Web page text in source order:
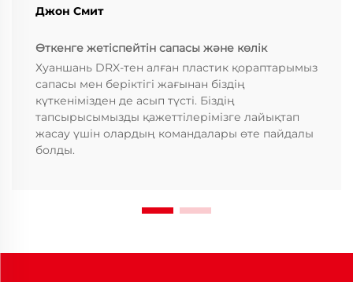
Джон Смит
Өткенге жетіспейтін сапасы және көлік
Хуаншань DRX-тен алған пластик қораптарымыз
сапасы мен беріктігі жағынан біздің
күткенімізден де асып түсті. Біздің
тапсырысымызды қажеттілерімізге лайықтап
жасау үшін олардың командалары өте пайдалы
болды.